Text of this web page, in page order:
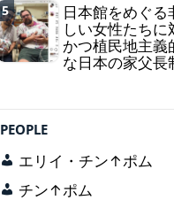
5
日本館をめぐる
しい女性たち
かつ植民地主義
な日本の家父長
registration system.
discriminatory bloodline
PEOPLE
エリイ・チン↑ポム
チン↑ポム